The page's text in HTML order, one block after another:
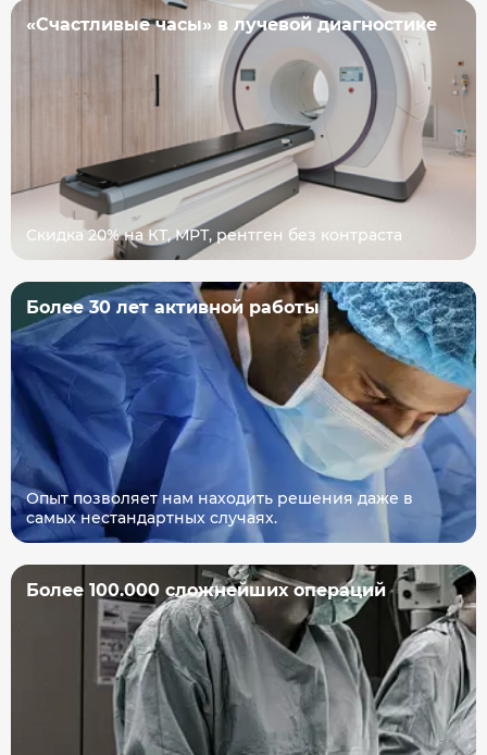
«Счастливые часы» в лучевой диагностике
Скидка 20% на КТ, МРТ, рентген без контраста
Более 30 лет активной работы
Опыт позволяет нам находить решения даже в
самых нестандартных случаях.
Более 100.000 сложнейших операций